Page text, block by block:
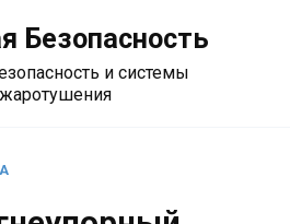
Безопасность
и системы